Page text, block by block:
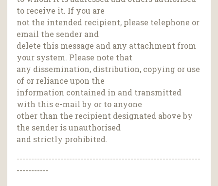
to receive it. If you are
not the intended recipient, please telephone or
email the sender and
delete this message and any attachment from
your system. Please note that
any dissemination, distribution, copying or use
of or reliance upon the
information contained in and transmitted
with this e-mail by or to anyone
other than the recipient designated above by
the sender is unauthorised
and strictly prohibited.
---------------------------------------------------------------
-----------